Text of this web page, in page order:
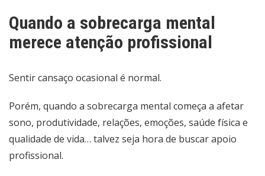
Quando a sobrecarga mental
merece atenção profissional
Sentir cansaço ocasional é normal.
Porém, quando a sobrecarga mental começa a afetar
sono, produtividade, relações, emoções, saúde física e
qualidade de vida… talvez seja hora de buscar apoio
profissional.